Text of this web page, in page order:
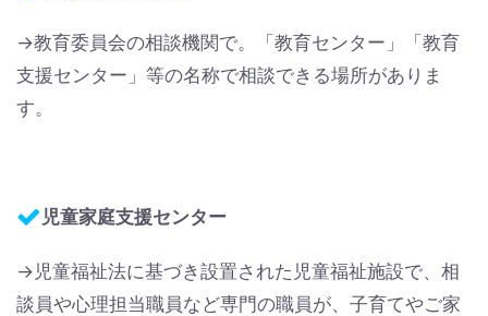
→教育委員会の相談機関で。「教育センター」「教育
支援センター」等の名称で相談できる場所がありま
す。
児童家庭支援センター
→児童福祉法に基づき設置された児童福祉施設で、相
談員や心理担当職員など専門の職員が、子育てやご家